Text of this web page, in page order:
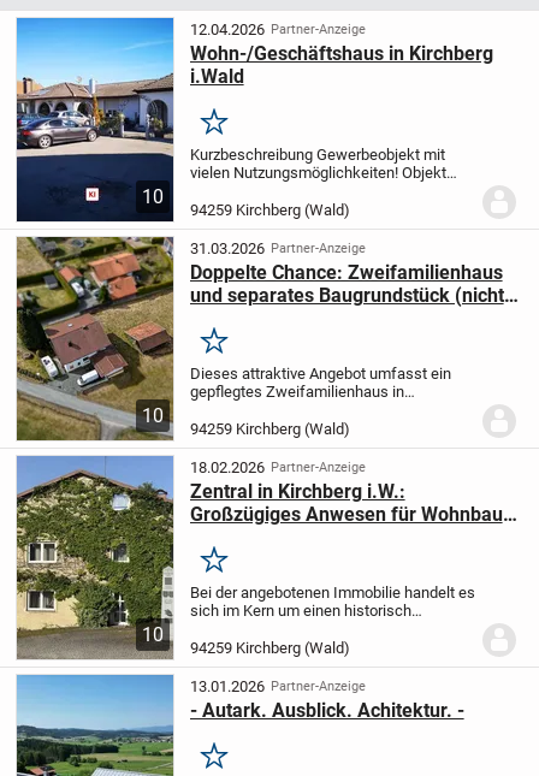
10
12.04.2026 Partner-Anzeige
Wohn-/Geschäftshaus in Kirchberg
i.Wald
Merken
Kurzbeschreibung Gewerbeobjekt mit
vielen Nutzungsmöglichkeiten! Objekt
Nutzungsmöglichkeiten!
Fakten auf einen Blick-
Grundstücksgröße gesamt 4385 m²
(zwei...
94259 Kirchberg (Wald)
10
31.03.2026 Partner-Anzeige
Doppelte Chance: Zweifamilienhaus
und separates Baugrundstück (nicht
Merken
Dieses attraktive Angebot umfasst ein
gepflegtes Zweifamilienhaus in
unmittelbar angrenzendes Grundstück mit
zusätzlichem Entwicklungspotenzial. Es
vereint...
94259 Kirchberg (Wald)
10
18.02.2026 Partner-Anzeige
Zentral in Kirchberg i.W.:
Großzügiges Anwesen für Wohnbau-,
Merken
Bei der angebotenen Immobilie handelt es
sich im Kern um einen historisch
Gebäudeteilen aus unterschiedlichen
Bauphasen. Die Bausubstanz reicht von
ca. 300 Jahre alten...
94259 Kirchberg (Wald)
13.01.2026 Partner-Anzeige
- Autark. Ausblick. Achitektur. -
Merken